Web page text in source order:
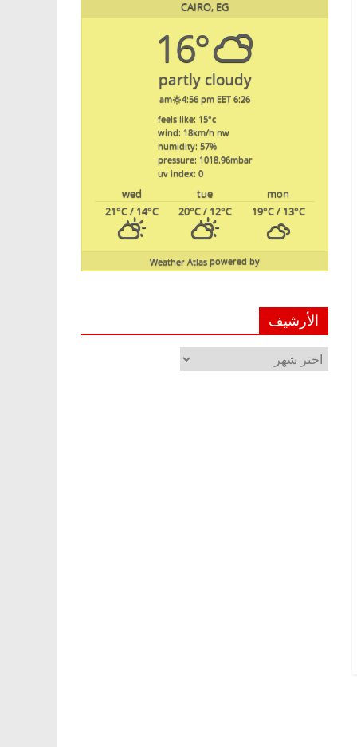
CAIRO, EG
16°
partly cloudy
6:26 am
4:56 pm EET
feels like: 15°c
wind: 18km/h nw
humidity: 57%
pressure: 1018.96mbar
uv index: 0
mon
tue
wed
19°C/ 13°C
20°C/ 12°C
21°C/ 14°C
powered by
Weather Atlas
الأرشيف
الأرشيف